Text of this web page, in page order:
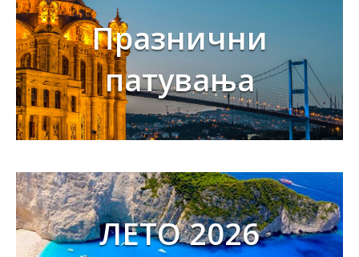
Празнични
патувања
ЛЕТО 2026